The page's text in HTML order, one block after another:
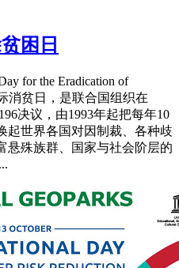
困日
for the Eradication of
消贫日，是联合国组织在
决议，由1993年起把每年10
起世界各国对因制裁、各种歧
悬殊族群、国家与社会阶层的